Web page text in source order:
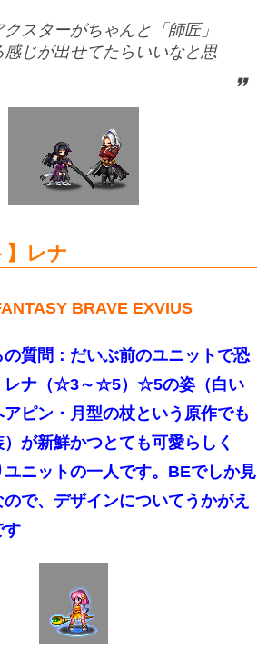
スターがちゃんと「師匠」
感じが出せてたらいいなと思
】レナ
BRAVE EXVIUS
質問： だいぶ前のユニットで恐
レナ（☆3～☆5）☆5の姿（白い
ピン・月型の杖という原作でも
が新鮮かつとても可愛らしく
ニットの一人です。BEでしか見
で、デザインについてうかがえ
す